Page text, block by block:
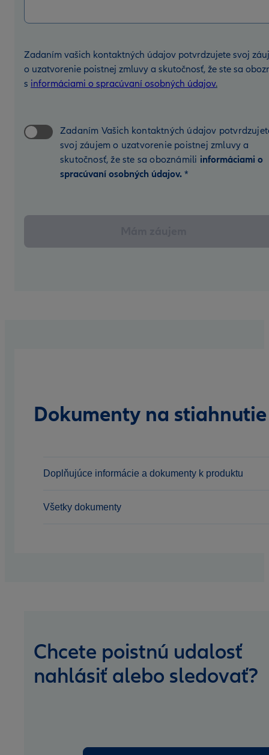
Zadaním vašich kontaktných údajov potvrdzujete svoj
o uzatvorenie poistnej zmluvy a skutočnosť, že ste sa
s informáciami o spracúvaní osobných údajov.
Zadaním Vašich kontaktných údajov
svoj záujem o uzatvorenie poistnej zmluvy a
skutočnosť, že ste sa oboznámili informáciami o
spracúvaní osobných údajov. *
Dokumenty na stiahnutie
Doplňujúce informácie a dokumenty k produktu
Všetky dokumenty
Chcete poistnú udalosť
nahlásiť alebo sledovať?